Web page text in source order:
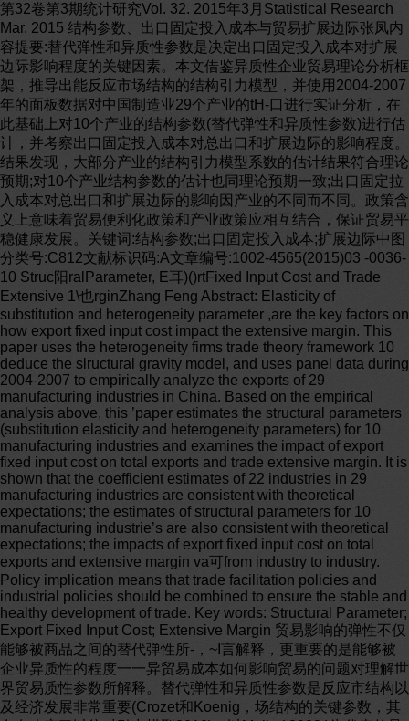
第32卷第3期统计研究Vol. 32. 2015年3月Statistical Research Mar. 2015 结构参数、出口固定投入成本与贸易扩展边际张凤内容提要:替代弹性和异质性参数是决定出口固定投入成本对扩展边际影响程度的关键因素。本文借鉴异质性企业贸易理论分析框架，推导出能反应市场结构的结构引力模型，并使用2004-2007年的面板数据对中国制造业29个产业的tH-口进行实证分析，在此基础上对10个产业的结构参数(替代弹性和异质性参数)进行估计，并考察出口固定投入成本对总出口和扩展边际的影响程度。结果发现，大部分产业的结构引力模型系数的估计结果符合理论预期;对10个产业结构参数的估计也同理论预期一致;出口固定拉入成本对总出口和扩展边际的影响因产业的不同而不同。政策含义上意味着贸易便利化政策和产业政策应相互结合，保证贸易平稳健康发展。关键词:结构参数;出口固定投入成本;扩展边际中图分类号:C812文献标识码:A文章编号:1002-4565(2015)03 -0036-10 Struc阳ralParameter, E耳)()rtFixed Input Cost and Trade Extensive 1\也rginZhang Feng Abstract: Elasticity of substitution and heterogeneity parameter ,are the key factors on how export fixed input cost impact the extensive margin. This paper uses the heterogeneity firms trade theory framework 10 deduce the slructural gravity model, and uses panel data during 2004-2007 to empirically analyze the exports of 29 manufacturing industries in China. Based on the empirical analysis above, this ’paper estimates the structural parameters (substitution elasticity and heterogeneity parameters) for 10 manufacturing industries and examines the impact of export fixed input cost on total exports and trade extensive margin. It is shown that the coefficient estimates of 22 industries in 29 manufacturing industries are eonsistent with theoretical expectations; the estimates of structural parameters for 10 manufacturing industrie’s are also consistent with theoretical expectations; the impacts of export fixed input cost on total exports and extensive margin va可from industry to industry. Policy implication means that trade facilitation policies and industrial policies should be combined to ensure the stable and healthy development of trade. Key words: Structural Parameter; Export Fixed Input Cost; Extensive Margin 贸易影响的弹性不仅能够被商品之间的替代弹性所-，~I言解释，更重要的是能够被企业异质性的程度一一异贸易成本如何影响贸易的问题对理解世界贸易质性参数所解释。替代弹性和异质性参数是反应市结构以及经济发展非常重要(Crozet和Koenig，场结构的关键参数，其存在改变了以往对引力模型2010)。以Melitz( 2003 )为代表的异质性企业贸易的解释一一贸易成本下降对贸易的影响是通过集约理论证明了贸易自由化通过降低贸易戚本来影响企边际和扩展边际两个渠道，其中对扩展边际的影响业的出口行为，但并没有给出贸易戚本降低对贸易不仅依赖于替代弹性和距离所产生的贸易成本弹影响的程度以及这个影响程度的决定因素。施炳展性，而且还依赖于不同企业的生产率分布，而这反应了企业异质性参数的不同(Crozet和Koenig，2010)。(2008 )认为极小的贸易成本会通过极高的替代弹性放大为较大的国内外贸易量差异。Melitz和结构参数的差异如何影响出口结构的不同部OUav iano ( 2008 )的研究则进一步证明了贸易戚本对分?影响机制如何?Chaney ( 2008 )基于一个异质 37 第32卷第3期张凤:结构参数、出口固定投入成本与贸易扩展边际性企业贸易模型对此进行了解释。他认为替代弹性替代弹性和异质性参数，进而结合Chaney( 2008 )对越高，低生产率企业的劣势越明显，因此，当贸易成有关出口固定投入成本的扩展边际弹性定义，分析本降低时，新进入者占据市场份额较少，对总贸易流产业层面出口固定投入成本对扩展边际的影响程的影响主要体现在集约边际上。而异质性参数的大度，并对总出口影响进行比较。小反映了企业的集中度不同或垄断竞争程度不同。对上述问题分析具有重要的理论和现实意义。异质性参数越高，产业的集中度或垄断程度越低，高首先，出口固定投入戚本是异质性企业贸易理论的生产率的企业所占比重越少。因此，当出口固定投核心内容，且经过几十年持续的关税减让谈判，出口入成本下降时，会有更多的企业进入或退出出口市固定投入成本超过关税成为主要剩余贸易障碍场，也即扩展边际的敏感性会更大。(Baldwin ,2000; Maskus和Wilson，2001)。因此，从改革开放30多年使中国同世界联系日益紧密，出口固定投入成本切入，不仅同异质性企业贸易理出口迅猛增长，出口占GDP的比重也不断攀升，吸论所体现的主体思想一致，而且也同近年来APEC，引了很多学者对中国出口增长原因及机制进行解读WTO等所倡导的通过贸易便利化降低出口固定投(朱希伟等，2005; Schoot, 2006;姚洋和章林峰，入成本的政策一致。其次估计替代弹性和异质性2008)。而其中基于异质性企业贸易理论的微观视参数，对于准确把握产业结构特征以及贸易成本对角对中国出口增长的渠道和机制进行研究更是最近贸易不同部分的影响程度，进而提出有针对性的产几年国内研究热点(钱学峰，2008;施炳展，2010;黄业政策和贸易政策具有重要启发意义。最后，1998 先海和周俊子，2011;陈勇兵等，2012)。从这些研年东南亚金融危机和2008年金融危机都使中国出究来看，大部分研究都是从产品角度对出口增长进口量产生剧烈波动，而大量研究发现扩展边际对一行分解，但因使用产品数据的细分水平不同，以及对国，尤其对发展中国家抵御经济波动冲击、促进贸易集约边际和扩展边际定义不同，有关二者相对重要稳稳、定都具有非常重要的意义(Humr 性结论并不具有可比性。因此，在政策含义上有的2却O∞O臼5;E卢venet忱tt和Ve臼na站bl臼es，却2002幻)。学者认为应提供更多的优惠政策促进扩展边际发展二、文献综述(徐颖君，2006;钱学峰和熊平，2010)，也有些研究认为不能一味追求扩展边际扩张(强永昌和龚向本文基于出口固定投入成本和异质性企业贸易明，2011)。理论角度，估计不同产业结构参数，进而分析出口固定投入成本对扩展边际的影响。因此，与本文相关综上所述，已有研究对理解贸易成本对贸易的的文献可以从以下两个方面进行总结。影响提供了很好的启发，但也存在一些不足。首先，(一)关于结构参数估计的研究基于异质性企业贸易理论，从产业层面对中国出口针对多个结构参数进行估计的研究有:Kancs 增长的分析很少。而以Melitz( 2003 )为代表的异质(2007 )对巴尔干半岛的SEE(South Eastern Europe) 性企业贸易模型都是针对产业层面的分析。其次，各经济体替代弹性和异质性参数的估计以及Crozet贸易成本对贸易的影响因产业结构参数的不同而显和Koenig(2010)借鉴Chaney( 2008 )的异质性企业著不同(Melitz, 2003; Chan町，2008)。而以往国内贸易理论对法国34个行业的替代弹性、异质性参数研究用到结构参数，尤其是替代弹性时，往往假定为以及距离弹性的估计。国内的钱学峰(2008)借鉴某一固定值(钱学锋和梁琦，2008;施炳展，2008;许Kancs ( 2007 )对中国的替代弹性和异质性参数进行德友和梁琦，2010;许统生等，2011)，很少针对具体估计。产业进行分析。最后，以往国内关于贸易成本对贸另外，鉴于替代弹性在决定一国贸易模式易影响的研究大都没有区分贸易成本性质的差异对贸易结构不同部分的影响。Melitz( 2003 )认为出口固定投入成本①只会对扩展边际产生影响，而可变① 实际上，大多数理论模型中并未对出口市场进入成本、出口固定成本和出口沉没成本进行很细致的区分，但一般都指的是涉贸易成本则只会对集约边际产生影响。及非关税贸易壁垒、市场调查、构建外国配送网络、商务谈判及人员本文试图从出口固定投入成本角度切人，借鉴往来、适应外国标准等方面的投资和费用(Medin, 2003) ，本文借鉴Kancs ( 2007 )异质性企业贸易理论，估计不同产业张凤和孔庆峰(2013)将这些成本统一称为出口固定投入成本。 38 . 统计研究2015年3月( Broda和Weinstein, 2006 ;施炳展，2010)和贸易成第二阶段是基于Melitz(2003 )异质性企业贸易本对贸易影响程度的重要性(施炳展，2008)，大量模型及其扩展模型对出口固定投入成本影响扩展边的研究专门对替代弹性进行了估计，例如，Broda和际的分析。例如，这些研究中，部分学者认为企业异W einstein ( 2006 )估计了30000个商品的替代弹性，质性以及出口固定投入成本的存在是"贸易遗失之并使用这些估计值验证了在有组织交易所进行交易谜"发生的主因(Meilits , 2003 ; Helpman等，2008)。的商品比那些不在交易所进行交易的商品的替代性而另一些学者则强调了替代弹性差异使得出口固定更大。Hummels ( 2001 )利用美国、新西兰等国1992投入成本对不同产业扩展边际影响不同(Chaney，年的数据，对2位数产业部门的替代弹性进行估计，2008 ; Besedes和Prusa,2005 )。还有一些学者，从影结果发现在使用OLS估计时，所估计的替代弹性平响出口固定投入成本的微观基础入手，研究影响出均值为，但当使用NLS进行估计时，替代弹性的口固定投入成本的微观因素，进而研究其对企业出平均值是。除此之外，Erkel-Rousse和Mirza口行为的影响(Andersson , 却2O∞O们7;Krau川1此th刊leu叽2010;(2002)通过采用合适的相对进口价格工具变量并Fe盯r唁g山u1恼m吕son和For时sl且id，却2011川)。国内学者关于出口固定且允许跨截面的固定影响，得到了大约为的替投入成本影响扩展边际的研究则主要集中在企业进代弹性，且在产业水平上得出替代弹性的→般范围出外国市场的动态行为(陈勇兵等，2012)以及影响是1-7。对国内而言，现有很多关于贸易成本测度出口固定投入成本的微观因素一一"溢出效应"(易的研究中会用到替代弹性的值，例如，施炳展靖韬，2009;孙俊新，2013;叫婷婷和赵永亮，2013)这(2008 )、钱学锋和梁琦(2008)、许德友和梁琦两个方面。(2010 )、许统生等(2011)等，这些研究大都认为替第三阶段是出口固定投入成本对多产品异质性代弹性很难确定，一般借鉴Anderson和Wincoop企业出口产品组合的影响。例如，多产品异质性企(2004 )、Novy(2008)的做法，替代弹性取值为8。除业贸易理论认为如果存在产品特定的出口固定投入此之外，还未见有专门针对替代弹性及其他结构参成本，那么多产品企业将会对出口产品组合进行调数进行估计的文献。整，以促进企业内资源重新配置，而这也体现了基于(二}出口固定投入成本对扩展边际影晌的企业一产品一国家的扩展边际变化(Bernard等，研究2011 ; Bernard等，2010)。支持企业内重新配置的证关于出口固定投入成本对扩展边际影响的研究据由Bernard等(2011)、Goldberg等(2008)提供。大体可分为三个阶段。而国内对多产品异质性企业贸易的研究还处于起步第一阶段是关于出口固定投入成本存在性验证阶段，还未见从出口固定投入成本的角度来对多产以及出口固定投入成本对扩展边际的影响。例如，品异质性企业出口行为进行分析的文献。Roberts和Tybout( 1997 )在一个出口行为动态离散总之，上述文献对我们从出口固定技入成本角选择模型中分析了出口固定投入成本对企业出口的度切入，借鉴异质性企业贸易理论对结构参数进行影响。Venables( 1994 )则发现，减少出口固定投入估计，并深入理解贸易扩展边际增长等提供了深刻成本与固定生产成本比例，会增加出口企业比例。启发，但也存在一些不足。首先，基于产业层面对异Medin (2003 )通过一个类似模型，证明了出口固定质性企业出，口行为的实证研究不多。大多针对异质投入成本的存在对企业出口状态产生影响。而国内性企业的研究没有区分不同产业内企业出口行为差学者也对出口固定投入成本存在性进行了检验，孙异，但异质性企业贸易理论本质是基于产业层面的俊新(2013 )、赵伟等(2011 )验证了Roberts和分析。其次，以往国内研究还未对不同产业的替代Tybout ( 1997 )的理论模型，并使用中国数据对沉没弹性和异质性参数进行估计。而异质性企业贸易理出口固定技入成本的存在性进行了检验。类似的研论认为，不同产业替代弹性和异质性参数是决定产究还有赵永亮和阿彦(2011)、徐蕾和尹翔硕(2012) 业结构特征及贸易成本对贸易结构不同部分影响程等基于异质性企业贸易理论，证实了出口固定投入度的关键因素。最后，关于二元边际影响因素的研戚本的存在性，并进→步证明了出口固定投入成本究尽管考虑贸易成本，但很少分离贸易成本并单独对扩展边际的显著影响。强调出口固定成本在促进贸易增长中的重要作用。 .39. 第32卷第3期张凤:结构参数、出口固定投入成本与贸易扩展边际因此，与现有研究相比，本文首先借鉴Kancs其中，ψ是企业特定的生产率，PQd是国家。生产(2007)的企业异质性贸易模型，并使用中国同6并且出售给国家d的商品的定价'P是目的地国水d个主要贸易伙伴国2004-2007年间制造业产业平差异商品的总价格指数。σ是制造业部门商品之层面的数据对不同产业的出口替代弹性和异质性间的替代弹性，α是消费者需求参数，决定了支出份参数进行估计;其次，将Kancs( 2007 )的企业异质额，并且σ>1③，αA+矶=1。性贸易模型同Chaney( 2008 )对有关出口固定投入生产率截点(þQd为当出口所获得的利润恰能克成本的扩展边际弹性的分析结合，研究不同产业服出口固定投入成本时的企业生产率，(þQd可表出口固定投入成本对扩展边际的影响程度，以此示为:对产业层面出口固定投入成本影响贸易的程度和ι=λ1FCZl(P;1Ld)fTτ，d (2) 机制有更深入的洞察，从而为优化中国贸易增长其中，λ1是常数④。假定贸易壁垒足够高以确路径提供参考。保对任意产品和任意国家，手。d> 1。一般均衡价格指数Pd可表示为:三、理论基础λ(3) 鉴于出口固定投入成本在实证分析中的重要Pd2(二yhd性①，我们直接借鉴Kancs( 2007 )的理论框架，为后γ其中，λÅ是常数⑤并且θ= 2町ifLL1(L/L)τ叫，二三二d续实证分析提供理论基础。Kancs ( 2007 )在Melitz( 2003 )异质性企业贸易内-1川)门)ιγif(FC:L=，Lιr。变量。是d距离世界其他d三模型基础上，运用一般均衡分析方法，推导出一国总地方的一个多边阻力变量。出口及扩展边际的出口决定模型。具体而言，首先，从国家。出口到国家d所有企业的平均生产率模型假定存在R个国家，每个国家仅使用劳动力来表达式为:生产商品，国家r一共有L单位劳动力。其次，所主i7itzz)FctT有国家使用相同生产技术且仅有两种类型部门:传(4) ι=λ"'/ψ飞飞()I Ld'd 统部门A和制造业部门X。传统部门在完全竞争，规模报酬不变环境下生产同质商品;制造业部门在垄断竞争环境中生产连续性有差异商品，每个企业① Melitz( 2003)异质性企业贸易模型假定企业为进入国外市场需要支付两种固定成本一一固定生产成本和出口固定投入成本，是它所生产的多样性品种的垄断者，假定每个制造而Kancs( 2007 )的异质性企业贸易模型则假定企业进入国外市场只业企业采用一个随机的单位劳动力生产率ψ，并且需支付一种固定成本，即出口固定投入成本，这种假设不仅有利于生产率服从规模参数为γ的Pαreto分布②。再次，简化对企业出口行为的分析，而且更加凸显了出口固定投入成本在影响企业能否进入出口市场方面的重要作用。另外，鉴于本文的主传统部门生产同质商品以零贸易戚本交易，且同质要任务之一即是结构参数的估计，而Kancs( 2007 )的异质性企业贸商品在模型中被当作一个标准等价物(numeraire) , 易模型不仅为本文结构参数估计提供了坚实的理论基础，而且更重价格被标准化为1。鉴于每个国家都生产同质商品要的是，为后续利用计量模型估计出的系数来估计结构参数提供了一条可行路径，这不仅弥补了以往估计结构参数必须做出过强假设且同质商品被设为等价物，因此，每个国家工资被统的弊端(Broda和Weinstein2006) ，，而且减少了结构参数估计对贸一为1。最后，制造业部门所生产的差异性产品出易数据细分水平的要求(Broda和Weinstein2006 Crozet和Koenig; ,，口会面临两种类型贸易成本:可变贸易成本τ和出2010)。口固定投入成本FC。所有企业要进入出口市场都② 变量γ是制造业部门企业异质性的逆测度，γ>2且γ〉矿-1，其中γ〉σ-1的假定确保了在均衡中，企业规模的分布是一个必须支付一个出口固定投入成本。有限的均值。如果这个假设偏离，那么二个任意高生产率的企业会(一)均衡价格以一个任意的高比例随意取代其他企业。较低γ的部门有更大的异鉴于企业最优定价以及消费者最优需求策略，质性，即意味着更多的产出集中在更大和更有效率的企业。σ>1的限制确保了产出价格总是正的。③ Pod根据Kancs( 2007 ) ，我们能够得到企业从国家o出口到国家d的总出口量e:od¯:)σ1 = 斗(二)。( (I Pod (ψ) \ 1-σ eod = Pod(忡。d(ψ)=αLdl亏了一(1)。Az=(UT旦)'(⑤: r'-'日1) .40. 统计研究2015年3月其中λ，是常数①。或随着贸易成本的改变而改变。(二)均衡出口、利润和截点生产率四、产业层面结构参数估计通过将式(3)的一般价格指数代入式(1)以及式(2)，我们获得了生产率截点为石。d的产业中生产关于结构参数估计，以往研究大都是针对替代率为伊的单个企业的一般均衡出口e(ψ) 弹性进行估计，且方法大多是借鉴Anderson( 1979 ) : od通过将双边贸易流对贸易戚本的回归系数来估计。i I-LEti/于二、1σt eod忡忡〉丽。d)=À31~dl 1二丘'P"~'(5) 这种方法的问题在于为了忽略内生性问题需要做出飞LI飞8d I 极度确定假设(Broda和Weinstein, 2006 )。还有学言。d= 4 (fJ’-(亏)飞c古(6) 者使用企业层面数据对替代弹性、异质性参数进行估计，例如Crozet和Koenig( 2010) ，但其方法需要大其中，儿和儿是常数②。根据式(5)，企业的量企业层面数据，且估计过程忽略了出口固定投入出口量是国家的相对大小L/L、双边贸易壁垒FCod成本对贸易的影响。因此，鉴于Kancs( 2007 )异质和τod以及d的多边阻力变量。d的函数。单个企业性企业贸易模型对制造业部门生产差异性产品的假的出口依颇于可变贸易成本τod(弹性为1-σ)以及设以及希望对中国制造业出口行为进行更深入探目的地市场的大小，Ld(弹性为(σ-1)/γ，并且γ的析，本文选择中国制造业作为研究对象，借鉴Kancs值会因市场规模以及价格竞争的影响而小于1)。(2007)的参数估计方法，对中国制造业不同产业结这两个变量的弹性都比总贸易量的弹性小，原因是构参数进行估计，以此为后续分析产业层面出口固总贸易量还依赖于出口企业的数量N:od定投入成本对扩展边际的影响提供支持。L L"伊、-γvl NLλ(ψ〉ψ')=λE斗工工~lFC:r(7) od {一}参数估计计量模型L \θd I 将式(6)代入式(9)并整理，得到了下面的总出其中，λE是常数③。口方程:根据式(7)，企业的数量N'随着可变贸易成odLL, / IJ、γ.γ本τod(弹性为γ)、出口固定投入成本FC(弹性为odEOd =α」产l立lFC;F (10) U飞τodI γ/(σ-1 ) )以及出口国和目的地国的规模L，(弹性式(10)即是结构参数估计的基本方程。为1)的改变而改变。直接对式(10)进行估计会产生内生性问题，对将从出口国。到进口国d的总出口值EOd定于这一问题，我们采用两种不同的方法来解决。首义为:先，借鉴Honor岳和Kyriazidou(2000) ，用右边解释变E od = e od X N od [ e od ( ~od) ] X [N od ( ) ] (8) 量的滞后项作为"工具变量"④解决未观察到的个体即从o国到d国的总出口值(Jod.) EOd能够被异质性带来的内生性问题;另外，借鉴Kancs( 2007 ) 使用相对出口量代替绝对出口量来消除因解释变量分解为生产率在平均生产率在od之上的每个企业的和被解释变量相互影响产生的内生性问题⑤。平均出口规模(集约边际)e和出口企业的数量(扩od经过这两个变换后，出口方程变为:展边际)N的乘积。od1去Y将式(5)、式(7)代入式(8)，则制造业部门Z从= (ð.FC)ï((11) od odd国家O到目的地国d的总出口EOd可表示为:.<0 ~__" L\于IT ,\ 1σ1 r LL I T、才.L1 /σ、vEoo =1 λgσ'p "-'1一主11 "od 1 11λ L三I’00 1 FC '='~I l 飞! 飞8J Jl "E L 飞战斗}'~oo j ①λø = \ a(γ-(σ-1))) d~Iσ~，】γ-(<T-1h， Iσ\1--:;--、/σγ、7(9) (A3 =αY )飞τ'^4= ~ -;; Y _ (<T -1) } 类似于式(8)，式(9)右边第一项是贸易集约边③λIY-亏:Jl)E=a’-----际，第二项是贸易扩展边际。④ 尽管恰当地说，解释变量的滞后值并不是真正的工具变根据式(9)，总出口Eod可能由于企业出口平均量，但因为考虑到我们分析的背景，这一做法确实能够减少内生性值e的改变而改变，或由于企业数目N的改变而o